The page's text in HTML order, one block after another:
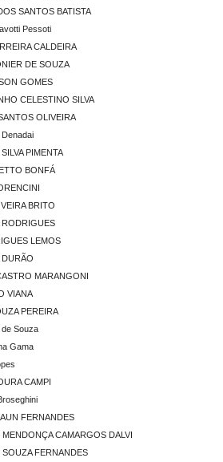
SANTOS BATISTA
Pessoti
CALDEIRA
DE SOUZA
GOMES
CELESTINO SILVA
OLIVEIRA
PIMENTA
BONFÁ
BRITO
RODRIGUES
LEMOS
DURÃO
MARANGONI
VIANA
PEREIRA
Souza
Gama
CAMPI
FERNANDES
MENDONÇA CAMARGOS DALVI
SOUZA FERNANDES